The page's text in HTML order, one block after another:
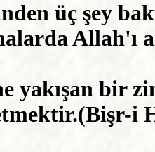
üç şey
yakışan bir
i